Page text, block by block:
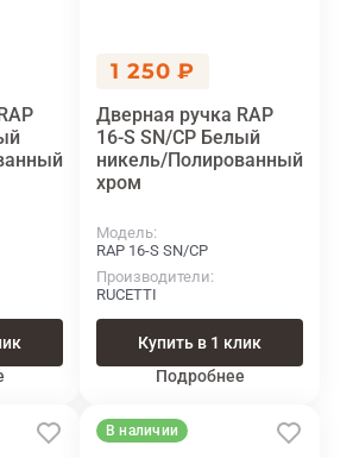
1 250 ₽
Дверная ручка RAP
16-S SN/CP Белый
никель/Полированный
хром
Модель
RAP 16-S SN/CP
Производители
RUCETTI
Купить в 1 клик
Подробнее
В наличии